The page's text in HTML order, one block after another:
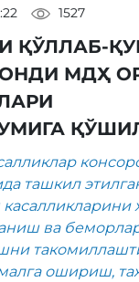
1527
ҚЎЛЛАБ-
МДҲ
ташкил
ва
ошириш,